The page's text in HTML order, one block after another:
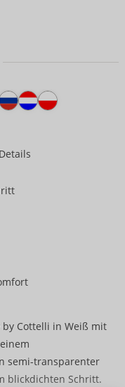
by Cottelli in Weiß mit
semi-transparenter
blickdichten Schritt.